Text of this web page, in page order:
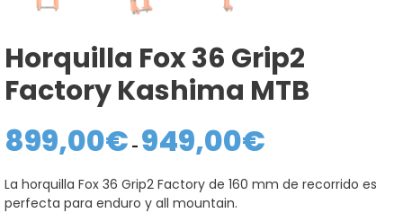
Horquilla Fox 36 Grip2
Factory Kashima MTB
899,00€ - 949,00€
desde
899,00€
La horquilla Fox 36 Grip2 Factory de 160 mm de recorrido es
perfecta para enduro y all mountain.